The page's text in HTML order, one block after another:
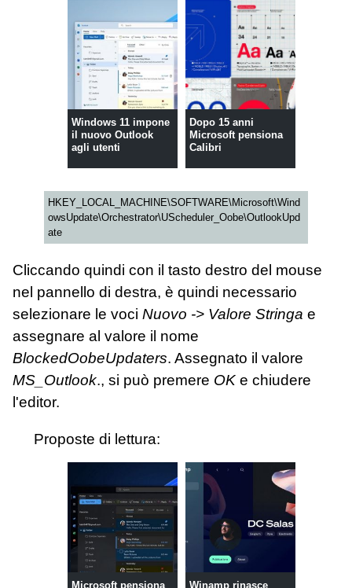
Windows 11 impone
il nuovo Outlook
agli utenti
Dopo 15 anni
Microsoft pensiona
Calibri
HKEY_LOCAL_MACHINE\SOFTWARE\Microsoft\Wind
owsUpdate\Orchestrator\UScheduler_Oobe\OutlookUpd
ate
Cliccando quindi con il tasto destro del mouse
nel pannello di destra, è quindi necessario
selezionare le voci Nuovo -> Valore Stringa e
assegnare al valore il nome
BlockedOobeUpdaters. Assegnato il valore
MS_Outlook., si può premere OK e chiudere
l'editor.
Proposte di lettura:
Microsoft pensiona
Winamp rinasce